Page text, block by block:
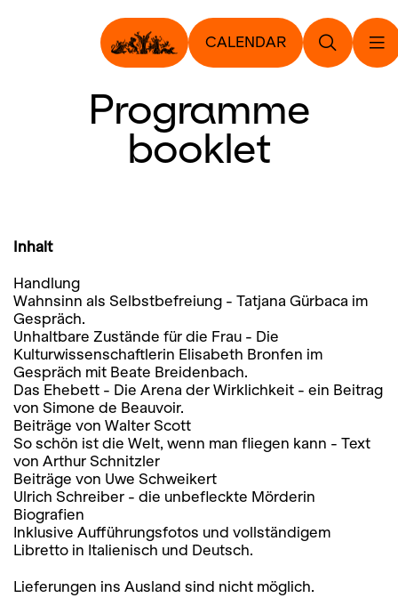
CALENDAR
Programme
booklet
Inhalt
Handlung
Wahnsinn als Selbstbefreiung - Tatjana Gürbaca im
Gespräch.
Unhaltbare Zustände für die Frau - Die
Kulturwissenschaftlerin Elisabeth Bronfen im
Gespräch mit Beate Breidenbach.
Das Ehebett - Die Arena der Wirklichkeit - ein Beitrag
von Simone de Beauvoir.
Beiträge von Walter Scott
So schön ist die Welt, wenn man fliegen kann - Text
von Arthur Schnitzler
Beiträge von Uwe Schweikert
Ulrich Schreiber - die unbefleckte Mörderin
Biografien
Inklusive Aufführungsfotos und vollständigem
Libretto in Italienisch und Deutsch.
Lieferungen ins Ausland sind nicht möglich.